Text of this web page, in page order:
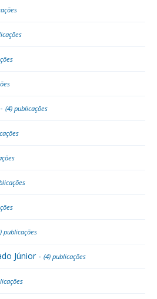
(4) publicações
publicações
Júnior - (4) publicações